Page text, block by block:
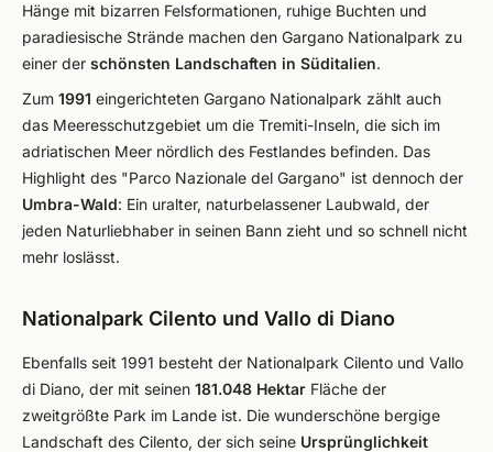
Hänge mit bizarren Felsformationen, ruhige Buchten und
paradiesische Strände machen den Gargano Nationalpark zu
einer der schönsten Landschaften in Süditalien.
Zum 1991 eingerichteten Gargano Nationalpark zählt auch
das Meeresschutzgebiet um die Tremiti-Inseln, die sich im
adriatischen Meer nördlich des Festlandes befinden. Das
Highlight des "Parco Nazionale del Gargano" ist dennoch der
Umbra-Wald: Ein uralter, naturbelassener Laubwald, der
jeden Naturliebhaber in seinen Bann zieht und so schnell nicht
mehr loslässt.
Nationalpark Cilento und Vallo di Diano
Ebenfalls seit 1991 besteht der Nationalpark Cilento und Vallo
di Diano, der mit seinen 181.048 Hektar Fläche der
zweitgrößte Park im Lande ist. Die wunderschöne bergige
Landschaft des Cilento, der sich seine Ursprünglichkeit